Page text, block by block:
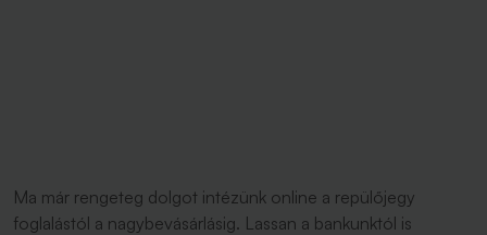
Ma már rengeteg dolgot intézünk online a repülőjegy
foglalástól a nagybevásárlásig. Lassan a bankunktól is